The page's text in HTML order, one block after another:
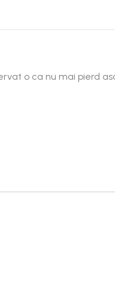
o ca nu mai pierd